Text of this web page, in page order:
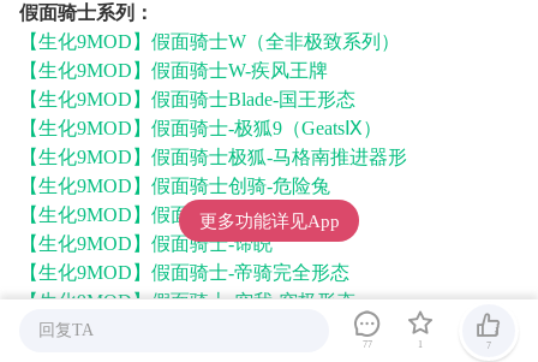
假面骑士系列：
【生化9MOD】假面骑士W（全非极致系列）
【生化9MOD】假面骑士W-疾风王牌
【生化9MOD】假面骑士Blade-国王形态
【生化9MOD】假面骑士-极狐9（GeatsⅨ）
【生化9MOD】假面骑士极狐-马格南推进器形
【生化9MOD】假面骑士创骑-危险兔
【生化9MOD】假面骑士-创骑
【生化9MOD】假面骑士-谛睨
【生化9MOD】假面骑士-帝骑完全形态
【生化9MOD】假面骑士-空我·究极形态
【生化9MOD】假面骑士·亚克
回复TA
77 1 7
更多功能详见App